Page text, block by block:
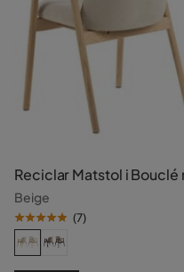
Reciclar Matstol i
Beige
(7)